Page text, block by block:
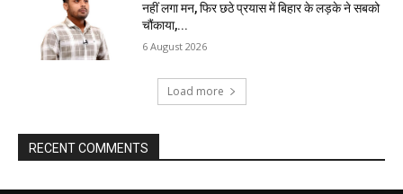
नहीं लगा मन, फिर छठे प्रयास में बिहार के लड़के ने सबको
चौंकाया,...
6 August 2026
Load more
RECENT COMMENTS